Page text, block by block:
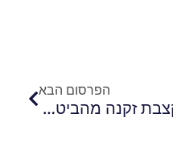
הפרסום הבא
קצבת זקנה מהביטוח הלאומי- כמה מתי ולמי?